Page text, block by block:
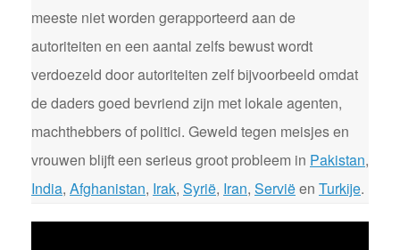
meeste niet worden gerapporteerd aan de
autoriteiten en een aantal zelfs bewust wordt
verdoezeld door autoriteiten zelf bijvoorbeeld omdat
de daders goed bevriend zijn met lokale agenten,
machthebbers of politici. Geweld tegen meisjes en
vrouwen blijft een serieus groot probleem in Pakistan,
India, Afghanistan, Irak, Syrië, Iran, Serviëen Turkije.